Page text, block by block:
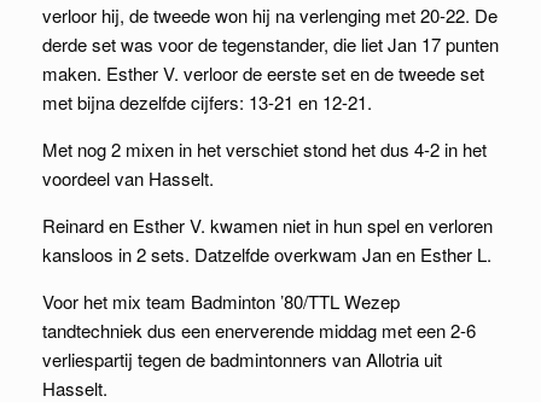
verloor hij, de tweede won hij na verlenging met 20-22. De
derde set was voor de tegenstander, die liet Jan 17 punten
maken. Esther V. verloor de eerste set en de tweede set
met bijna dezelfde cijfers: 13-21 en 12-21.
Met nog 2 mixen in het verschiet stond het dus 4-2 in het
voordeel van Hasselt.
Reinard en Esther V. kwamen niet in hun spel en verloren
kansloos in 2 sets. Datzelfde overkwam Jan en Esther L.
Voor het mix team Badminton ’80/TTL Wezep
tandtechniek dus een enerverende middag met een 2-6
verliespartij tegen de badmintonners van Allotria uit
Hasselt.